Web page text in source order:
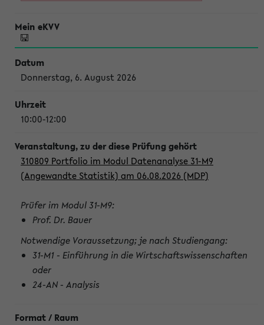
Donnerstag, 6. August 2026
10:00-12:00
310809 Portfolio im Modul Datenanalyse 31-M9
(Angewandte Statistik) am 06.08.2026 (MDP)
Prüfer im Modul 31-M9:
Prof. Dr. Bauer
Notwendige Voraussetzung; je nach Studiengang:
31-M1 - Einführung in die Wirtschaftswissenschaften
oder
24-AN - Analysis